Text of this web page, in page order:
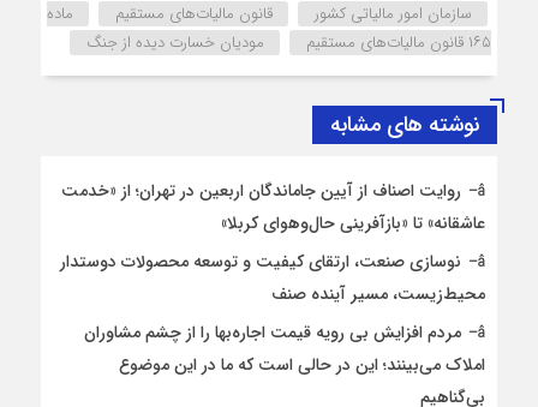
سازمان امور مالیاتی کشور قانون مالیات‌های مستقیم
ماده
۱۶۵ قانون مالیات‌های مستقیم
مودیان خسارت دیده از جنگ
نوشته های مشابه
روایت اصناف از آیین جاماندگان اربعین در تهران؛ از «خدمت
عاشقانه» تا «بازآفرینی حال‌وهوای کربلا»
نوسازی صنعت، ارتقای کیفیت و توسعه محصولات دوستدار
محیط‌زیست، مسیر آینده صنف
مردم افزایش بی رویه قیمت اجاره‌بها را از چشم مشاوران
املاک می‌بینند؛ این در حالی است که ما در این موضوع
بی‌گناهیم